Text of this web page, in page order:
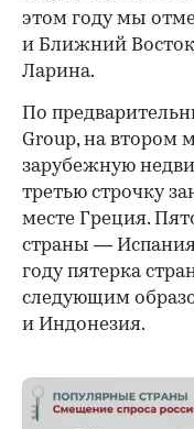
этом году мы
и Ближний
Ларина.
По
Group, на втором
зарубежную
третью строчку
месте Греция.
страны —
году пятерка
следующим
и Индонезия.